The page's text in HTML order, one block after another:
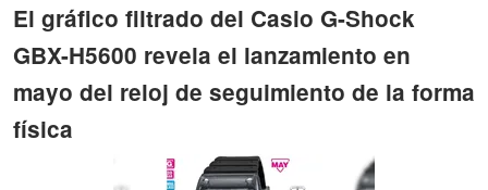
El gráfico filtrado del Casio G-Shock
GBX-H5600 revela el lanzamiento en
mayo del reloj de seguimiento de la forma
física